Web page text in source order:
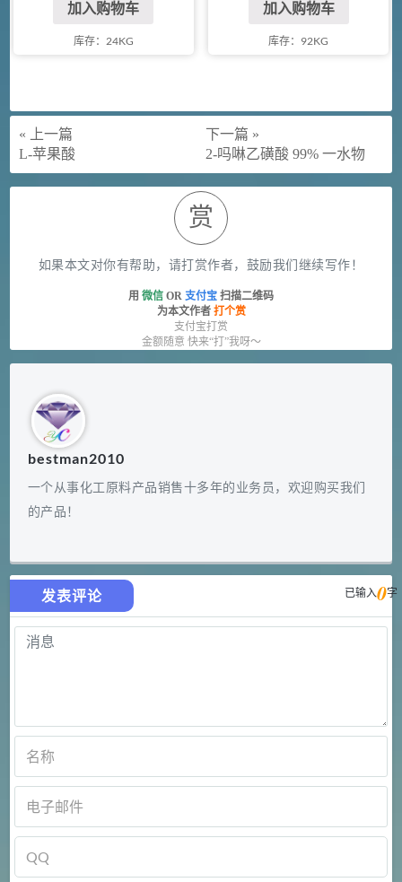
加入购物车
库存：24KG
加入购物车
库存：92KG
« 上一篇
L-苹果酸
下一篇 »
2-吗啉乙磺酸 99% 一水物
赏
如果本文对你有帮助，请打赏作者，鼓励我们继续写作！
用 微信 OR 支付宝 扫描二维码
为本文作者 打个赏
支付宝打赏
金额随意 快来“打”我呀～
bestman2010
一个从事化工原料产品销售十多年的业务员，欢迎购买我们
的产品！
发表评论 已输入0字